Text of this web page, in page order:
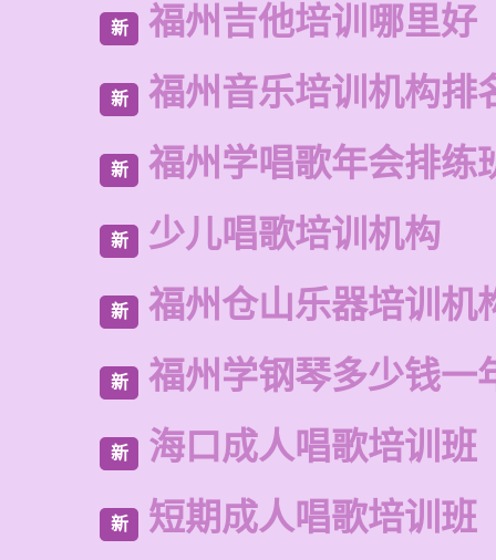
新 福州吉他培训哪里好
新 福州音乐培训机构排
新 福州学唱歌年会排练
新 少儿唱歌培训机构
新 福州仓山乐器培训机
新 福州学钢琴多少钱一
新 海口成人唱歌培训班
新 短期成人唱歌培训班